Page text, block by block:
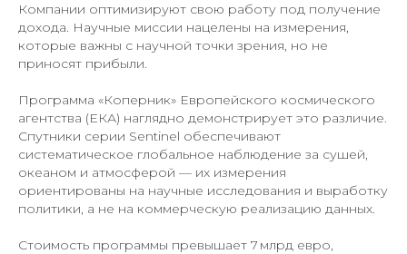
Компании оптимизируют свою работу под получение
дохода. Научные миссии нацелены на измерения,
которые важны с научной точки зрения, но не
приносят прибыли.
Программа «Коперник» Европейского космического
агентства (ЕКА) наглядно демонстрирует это различие.
Спутники серии Sentinel обеспечивают
систематическое глобальное наблюдение за сушей,
океаном и атмосферой — их измерения
ориентированы на научные исследования и выработку
политики, а не на коммерческую реализацию данных.
Стоимость программы превышает 7 млрд евро,